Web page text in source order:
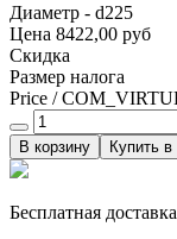
Диаметр - d225
Цена 8422,00 руб
Скидка
Размер налога
Price /
Купить в
Бесплатная